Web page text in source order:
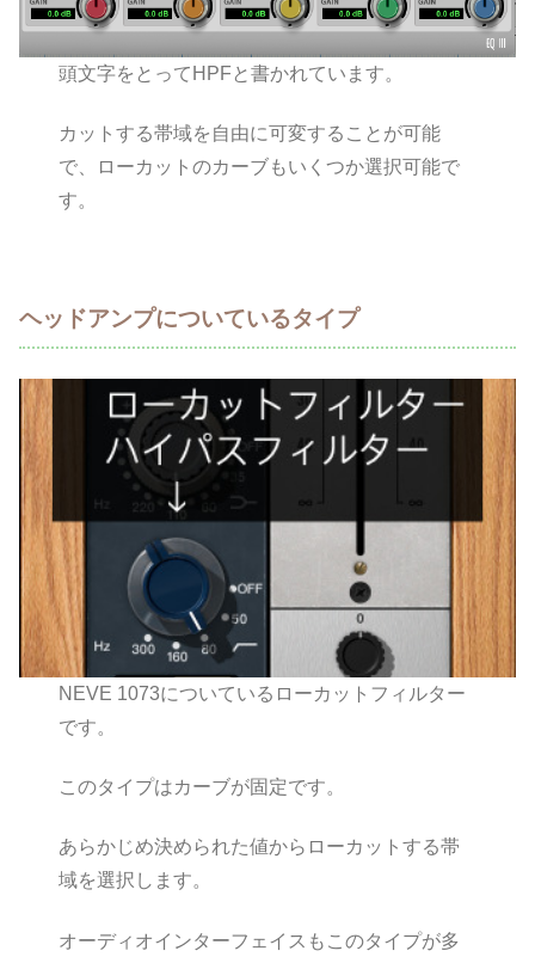
頭文字をとってHPFと書かれています。
カットする帯域を自由に可変することが可能
で、ローカットのカーブもいくつか選択可能で
す。
ヘッドアンプについているタイプ
NEVE 1073についているローカットフィルター
です。
このタイプはカーブが固定です。
あらかじめ決められた値からローカットする帯
域を選択します。
オーディオインターフェイスもこのタイプが多